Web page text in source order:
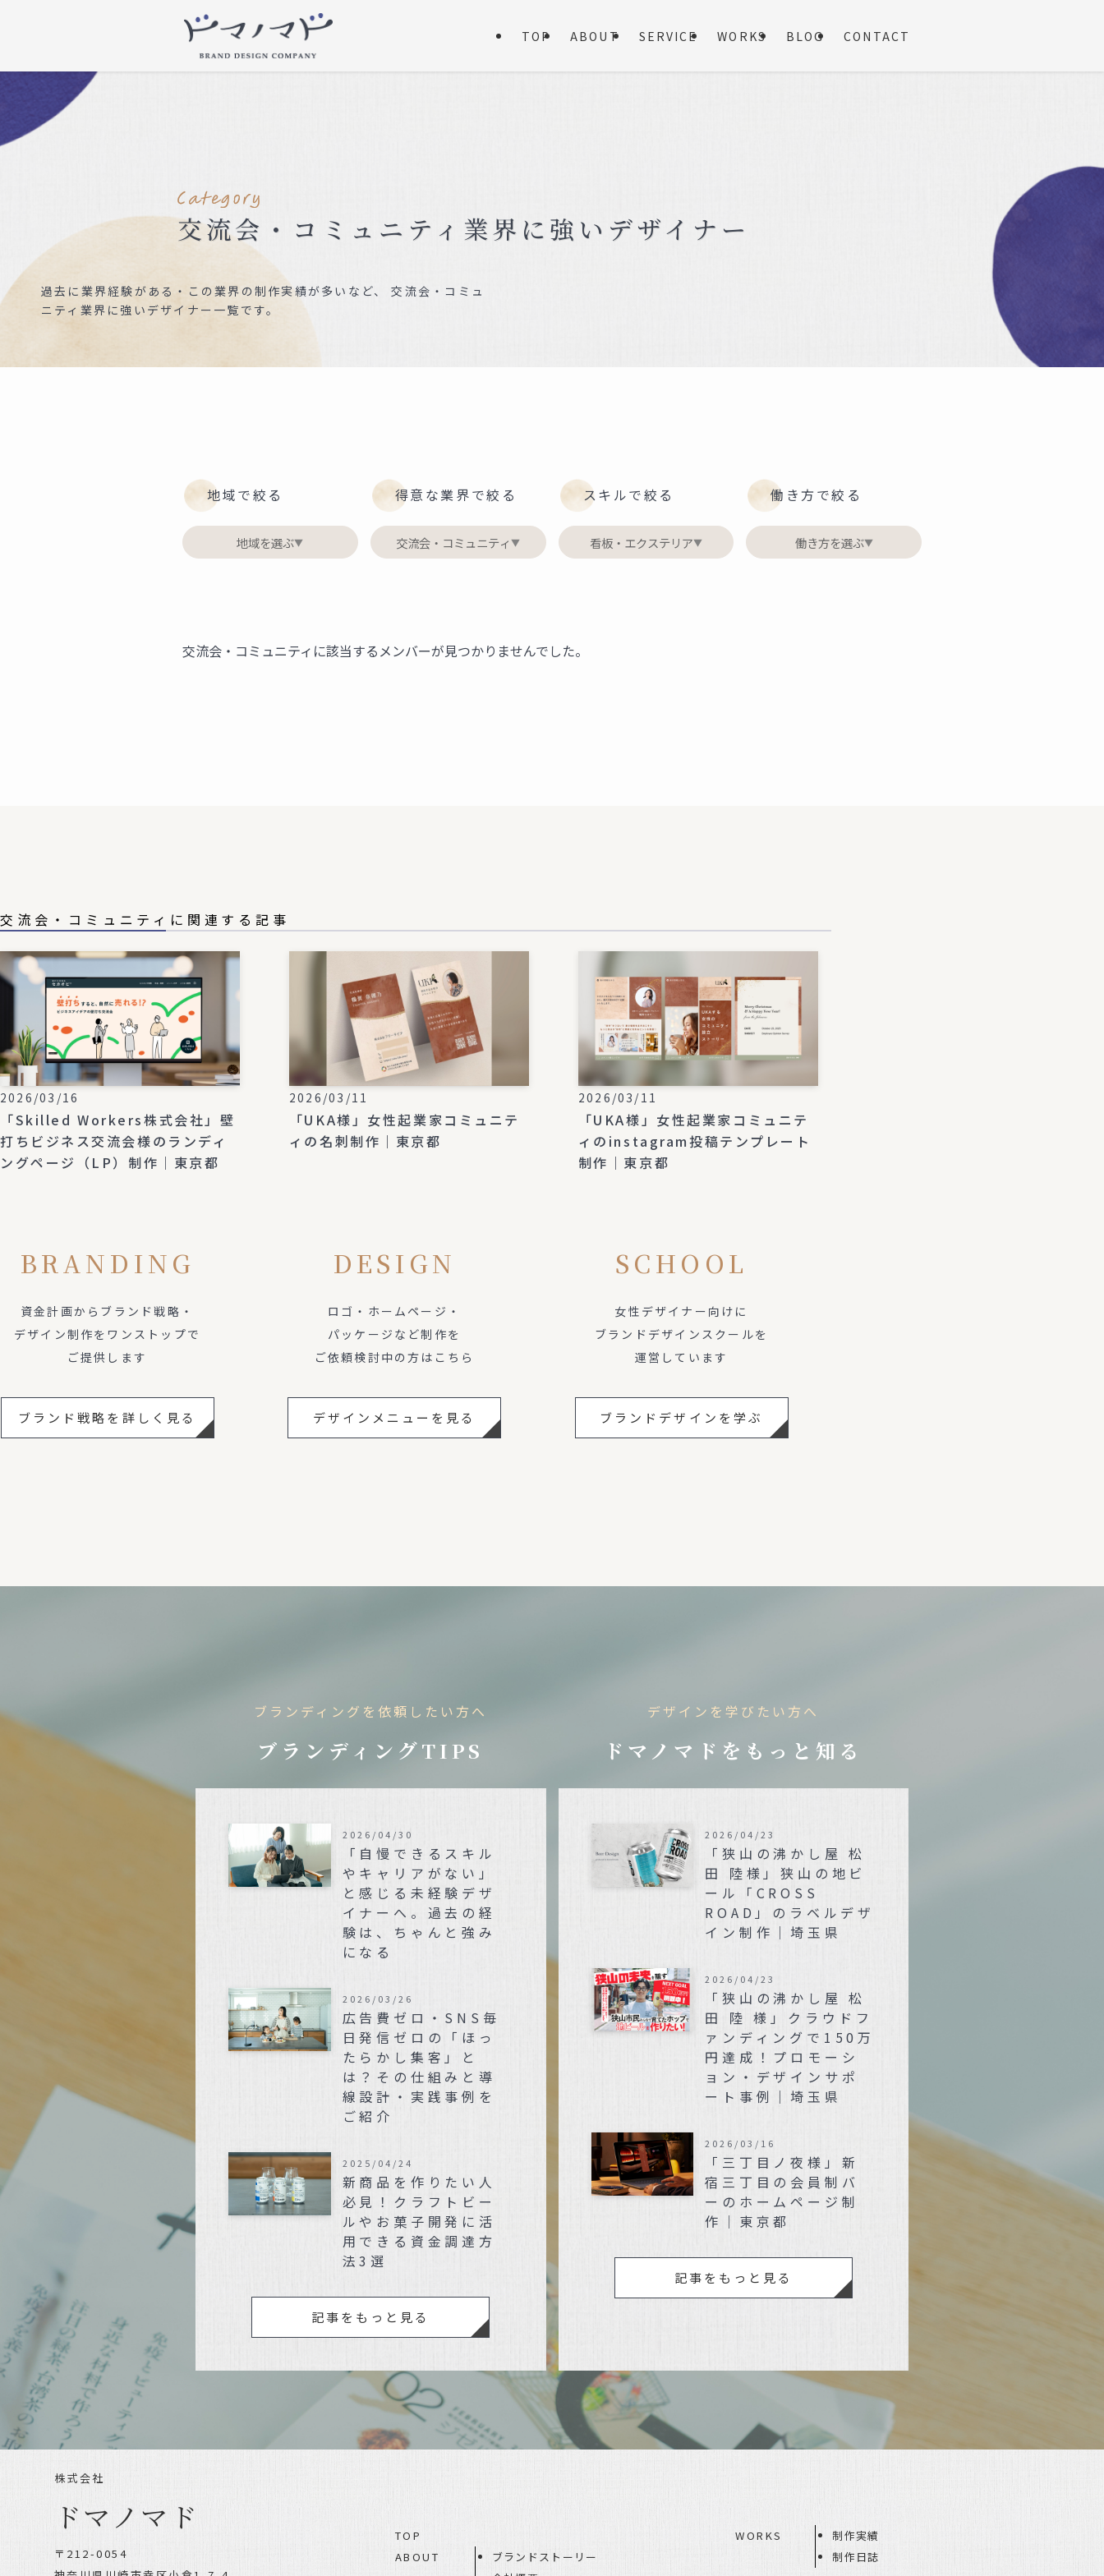
TOP ABOUT SERVICE WORKS BLOG CONTACT
交流会・コミュニティ業界に強いデザイナー
過去に業界経験がある・この業界の制作実績が多いなど、 交流会・コミュ
ニティ業界に強いデザイナー一覧です。
地域で絞る
地域を選ぶ▼
得意な業界で絞る
交流会・コミュニティ▼
スキルで絞る
看板・エクステリア▼
働き方で絞る
働き方を選ぶ▼
交流会・コミュニティに該当するメンバーが見つかりませんでした。
交流会・コミュニティに関連する記事
2026/03/16
「Skilled Workers株式会社」壁
打ちビジネス交流会様のランディ
ングページ（LP）制作｜東京都
2026/03/11
「UKA様」女性起業家コミュニテ
ィの名刺制作｜東京都
2026/03/11
「UKA様」女性起業家コミュニテ
ィのinstagram投稿テンプレート
制作｜東京都
BRANDING
資金計画からブランド戦略・
デザイン制作をワンストップで
ご提供します
ブランド戦略を詳しく見る
DESIGN
ロゴ・ホームページ・
パッケージなど制作を
ご依頼検討中の方はこちら
デザインメニューを見る
SCHOOL
女性デザイナー向けに
ブランドデザインスクールを
運営しています
ブランドデザインを学ぶ
ブランディングを依頼したい方へ
ブランディングTIPS
「自慢できるスキル
やキャリアがない」
と感じる未経験デザ
イナーへ。過去の経
験は、ちゃんと強み
になる
2026/04/30
広告費ゼロ・SNS毎
日発信ゼロの「ほっ
たらかし集客」と
は？その仕組みと導
線設計・実践事例を
ご紹介
2026/03/26
新商品を作りたい人
必見！クラフトビー
ルやお菓子開発に活
用できる資金調達方
法3選
2025/04/24
記事をもっと見る
デザインを学びたい方へ
ドマノマドをもっと知る
「狭山の沸かし屋 松
田 陸様」狭山の地ビ
ール「CROSS
ROAD」のラベルデザ
イン制作｜埼玉県
2026/04/23
「狭山の沸かし屋 松
田 陸 様」クラウドフ
ァンディングで150万
円達成！プロモーシ
ョン・デザインサポ
ート事例｜埼玉県
2026/04/23
「三丁目ノ夜様」新
宿三丁目の会員制バ
ーのホームページ制
作｜東京都
2026/03/16
記事をもっと見る
株式会社
ドマノマド
〒212-0054
TOP
ABOUT
ブランドストーリー
WORKS
制作実績
制作日誌